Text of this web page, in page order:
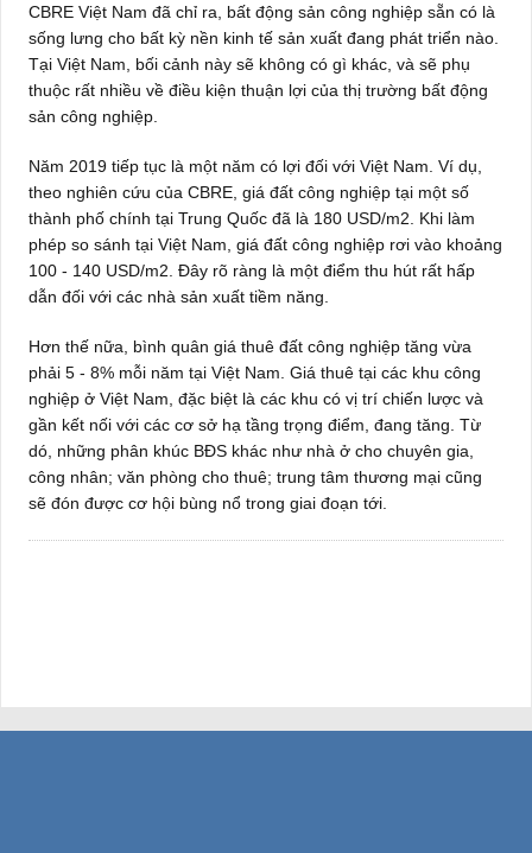
CBRE Việt Nam đã chỉ ra, bất động sản công nghiệp sẵn có là
sống lưng cho bất kỳ nền kinh tế sản xuất đang phát triển nào.
Tại Việt Nam, bối cảnh này sẽ không có gì khác, và sẽ phụ
thuộc rất nhiều về điều kiện thuận lợi của thị trường bất động
sản công nghiệp.
Năm 2019 tiếp tục là một năm có lợi đối với Việt Nam. Ví dụ,
theo nghiên cứu của CBRE, giá đất công nghiệp tại một số
thành phố chính tại Trung Quốc đã là 180 USD/m2. Khi làm
phép so sánh tại Việt Nam, giá đất công nghiệp rơi vào khoảng
100 - 140 USD/m2. Đây rõ ràng là một điểm thu hút rất hấp
dẫn đối với các nhà sản xuất tiềm năng.
Hơn thế nữa, bình quân giá thuê đất công nghiệp tăng vừa
phải 5 - 8% mỗi năm tại Việt Nam. Giá thuê tại các khu công
nghiệp ở Việt Nam, đặc biệt là các khu có vị trí chiến lược và
gần kết nối với các cơ sở hạ tầng trọng điểm, đang tăng. Từ
dó, những phân khúc BĐS khác như nhà ở cho chuyên gia,
công nhân; văn phòng cho thuê; trung tâm thương mại cũng
sẽ đón được cơ hội bùng nổ trong giai đoạn tới.